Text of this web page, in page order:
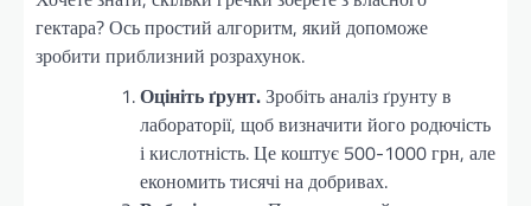
гектара? Ось простий алгоритм, який допоможе
зробити приблизний розрахунок.
Оцініть ґрунт.Зробіть аналіз ґрунту в
лабораторії, щоб визначити його родючість
і кислотність. Це коштує 500-1000 грн, але
економить тисячі на добривах.